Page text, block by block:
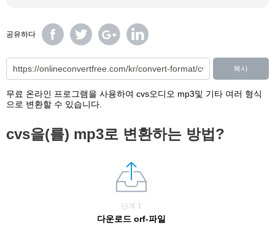
공유하다
복사
무료 온라인 프로그램을 사용하여 cvs오디오 mp3및 기타 여러 형식
으로 변환할 수 있습니다.
cvs을(를) mp3로 변환하는 방법?
단계 1
다운로드 orf-파일